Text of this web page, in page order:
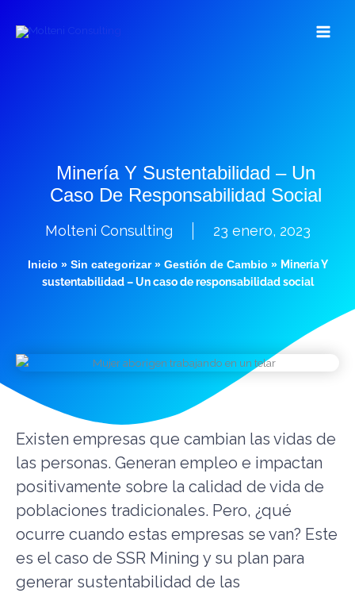
Minería Y Sustentabilidad – Un
Caso De Responsabilidad Social
Molteni Consulting 23 enero, 2023
Inicio » Sin categorizar» Gestión de Cambio » Minería Y
sustentabilidad – Un caso de responsabilidad social
Existen empresas que cambian las vidas de
las personas. Generan empleo e impactan
positivamente sobre la calidad de vida de
poblaciones tradicionales. Pero, ¿qué
ocurre cuando estas empresas se van? Este
es el caso de SSR Mining y su plan para
generar sustentabilidad de las